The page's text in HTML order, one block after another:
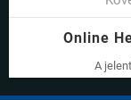
Online
A